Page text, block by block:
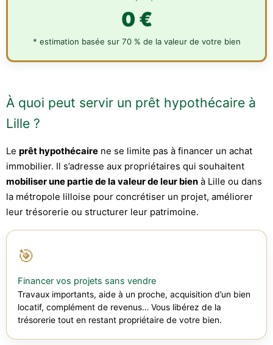
0 €
* estimation basée sur 70 % de la valeur de votre bien
À quoi peut servir un prêt hypothécaire à
Lille ?
Le prêt hypothécaire ne se limite pas à financer un achat
immobilier. Il s’adresse aux propriétaires qui souhaitent
mobiliser une partie de la valeur de leur bien à Lille ou dans
la métropole lilloise pour concrétiser un projet, améliorer
leur trésorerie ou structurer leur patrimoine.
🎯
Financer vos projets sans vendre
Travaux importants, aide à un proche, acquisition d’un bien
locatif, complément de revenus… Vous libérez de la
trésorerie tout en restant propriétaire de votre bien.